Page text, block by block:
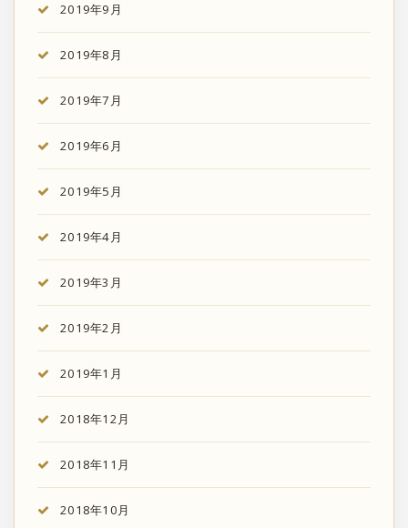
2019年9月
2019年8月
2019年7月
2019年6月
2019年5月
2019年4月
2019年3月
2019年2月
2019年1月
2018年12月
2018年11月
2018年10月